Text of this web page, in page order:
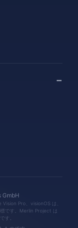
Pro、visionOS は、
です。Merlin Project は
す。